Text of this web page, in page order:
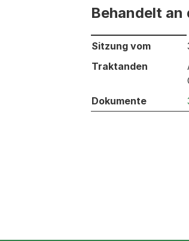
Behandelt
Behandelt an den
Sitzung vom
Traktanden
Dokumente